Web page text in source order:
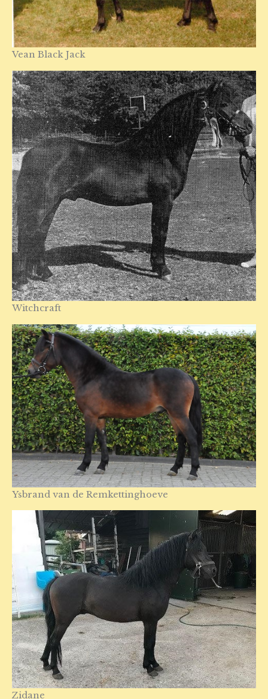
Vean Black Jack
Witchcraft
Ysbrand van de Remkettinghoeve
Zidane